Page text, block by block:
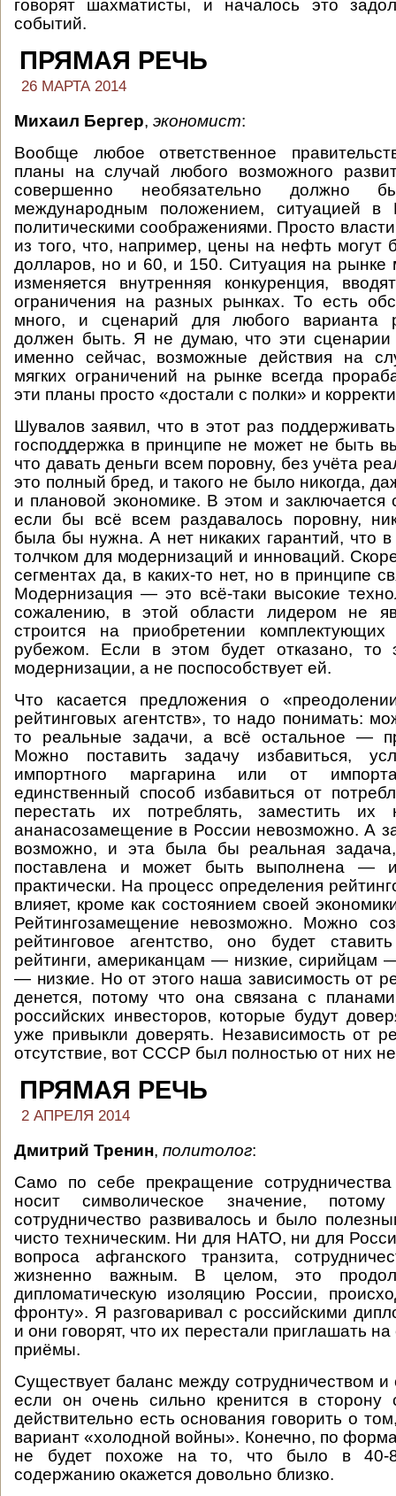
говорят шахматисты, и началось это
событий.
ПРЯМАЯ РЕЧЬ
26 МАРТА 2014
Михаил Бергер, экономист:
Вообще любое ответственное
планы на случай любого возможного
совершенно необязательно должно
международным положением, ситуацией
политическими соображениями. Просто
из того, что, например, цены на нефть могут
долларов, но и 60, и 150. Ситуация на рынке
изменяется внутренняя конкуренция,
ограничения на разных рынках. То есть
много, и сценарий для любого варианта
должен быть. Я не думаю, что эти сценарии
именно сейчас, возможные действия на
мягких ограничений на рынке всегда
эти планы просто «достали с полки» и
Шувалов заявил, что в этот раз
господдержка в принципе не может не быть
что давать деньги всем поровну, без учёта
это полный бред, и такого не было никогда,
и плановой экономике. В этом и
если бы всё всем раздавалось поровну,
была бы нужна. А нет никаких гарантий, что в
толчком для модернизаций и инноваций.
сегментах да, в каких-то нет, но в принципе
Модернизация — это всё-таки высокие
сожалению, в этой области лидером не
строится на приобретении
рубежом. Если в этом будет отказано, то
модернизации, а не поспособствует ей.
Что касается предложения о
рейтинговых агентств», то надо понимать:
то реальные задачи, а всё остальное —
Можно поставить задачу избавиться,
импортного маргарина или от
единственный способ избавиться от
перестать их потреблять, заместить их
ананасозамещение в России невозможно. А
возможно, и эта была бы реальная
поставлена и может быть выполнена — и
практически. На процесс определения
влияет, кроме как состоянием своей
Рейтингозамещение невозможно. Можно
рейтинговое агентство, оно будет
рейтинги, американцам — низкие, сирийцам
— низкие. Но от этого наша зависимость от
денется, потому что она связана с
российских инвесторов, которые будут
уже привыкли доверять. Независимость от
отсутствие, вот СССР был полностью от них
ПРЯМАЯ РЕЧЬ
2 АПРЕЛЯ 2014
Дмитрий Тренин, политолог:
Само по себе прекращение
носит символическое значение,
сотрудничество развивалось и было
чисто техническим. Ни для НАТО, ни для
вопроса афганского транзита,
жизненно важным. В целом, это
дипломатическую изоляцию России,
фронту». Я разговаривал с российскими
и они говорят, что их перестали приглашать
приёмы.
Существует баланс между сотрудничеством и
если он очень сильно кренится в сторону
действительно есть основания говорить о
вариант «холодной войны». Конечно, по
не будет похоже на то, что было в 40-
содержанию окажется довольно близко.